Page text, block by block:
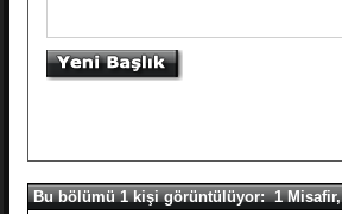
Bu bölümü 1 kişi görüntülüyor: 1 Misafir,